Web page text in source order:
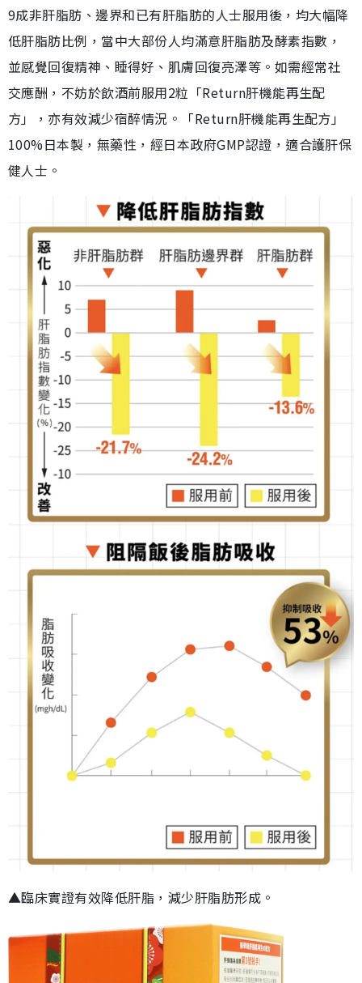
9成非肝脂肪、邊界和已有肝脂肪的人士服用後，均大幅降
低肝脂肪比例，當中大部份人均滿意肝脂肪及酵素指數，
並感覺回復精神、睡得好、肌膚回復亮澤等。如需經常社
交應酬，不妨於飲酒前服用2粒「Return肝機能再生配
方」，亦有效減少宿醉情況。「Return肝機能再生配方」
100%日本製，無藥性，經日本政府GMP認證，適合護肝保
健人士。
▲臨床實證有效降低肝脂，減少肝脂肪形成。